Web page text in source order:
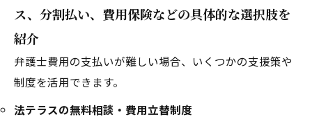
ス、分割払い、費用保険などの具体的な選択肢を
紹介
弁護士費用の支払いが難しい場合、いくつかの支援策や
制度を活用できます。
法テラスの無料相談・費用立替制度